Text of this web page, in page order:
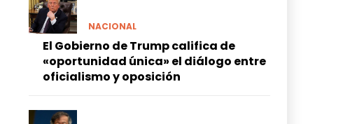
NACIONAL
El Gobierno de Trump califica de
«oportunidad única» el diálogo entre
oficialismo y oposición